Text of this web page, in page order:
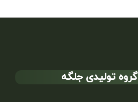
گروه تولیدی جلگه